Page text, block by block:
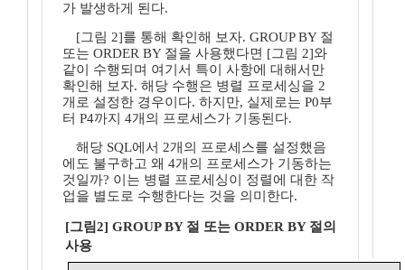
가 발생하게 된다.
[그림 2]를 통해 확인해 보자. GROUP BY 절
또는 ORDER BY 절을 사용했다면 [그림 2]와
같이 수행되며 여기서 특이 사항에 대해서만
확인해 보자. 해당 수행은 병렬 프로세싱을 2
개로 설정한 경우이다. 하지만, 실제로는 P0부
터 P4까지 4개의 프로세스가 기동된다.
해당 SQL에서 2개의 프로세스를 설정했음
에도 불구하고 왜 4개의 프로세스가 기동하는
것일까? 이는 병렬 프로세싱이 정렬에 대한 작
업을 별도로 수행한다는 것을 의미한다.
[그림2] GROUP BY 절 또는 ORDER BY 절의
사용